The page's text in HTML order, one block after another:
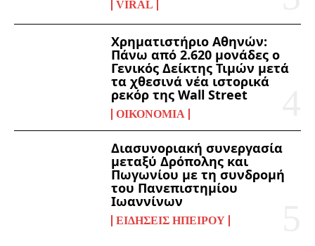
VIRAL
Χρηματιστήριο Αθηνών:
Πάνω από 2.620 μονάδες ο
Γενικός Δείκτης Τιμών μετά
τα χθεσινά νέα ιστορικά
ρεκόρ της Wall Street
ΟΙΚΟΝΟΜΊΑ
Διασυνοριακή συνεργασία
μεταξύ Δρόπολης και
Πωγωνίου με τη συνδρομή
του Πανεπιστημίου
Ιωαννίνων
ΕΙΔΉΣΕΙΣ ΗΠΕΊΡΟΥ